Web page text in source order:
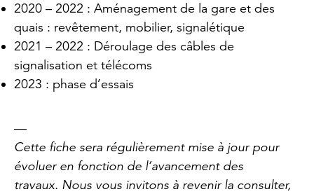
2020 – 2022 : Aménagement de la gare et des
quais : revêtement, mobilier, signalétique
2021 – 2022 : Déroulage des câbles de
signalisation et télécoms
2023 : phase d’essais
—
Cette fiche sera régulièrement mise à jour pour
évoluer en fonction de l’avancement des
travaux. Nous vous invitons à revenir la consulter,